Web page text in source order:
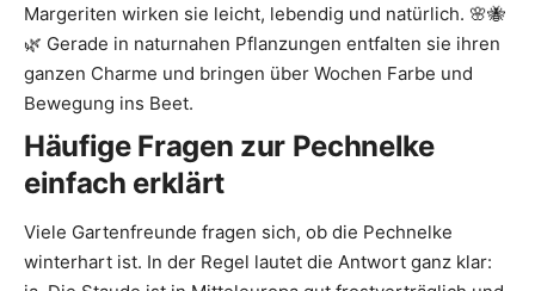
Margeriten wirken sie leicht, lebendig und natürlich. 🌸🐝
🌿 Gerade in naturnahen Pflanzungen entfalten sie ihren
ganzen Charme und bringen über Wochen Farbe und
Bewegung ins Beet.
Häufige Fragen zur Pechnelke
einfach erklärt
Viele Gartenfreunde fragen sich, ob die Pechnelke
winterhart ist. In der Regel lautet die Antwort ganz klar: